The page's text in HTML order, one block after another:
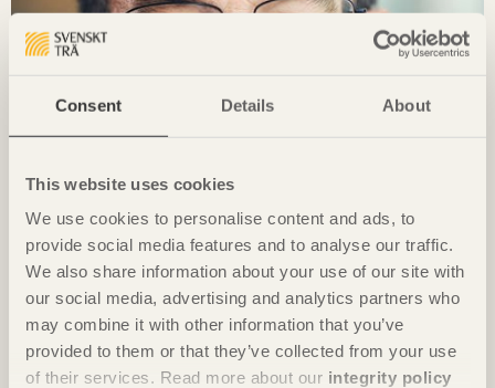
Consent Details About
This website uses cookies
We use cookies to personalise content and ads, to
provide social media features and to analyse our traffic.
We also share information about your use of our site with
our social media, advertising and analytics partners who
may combine it with other information that you’ve
provided to them or that they’ve collected from your use
of their services. Read more about our integrity policy
Hur ska branschen verifiera och dra
nytta av den frihet man får?